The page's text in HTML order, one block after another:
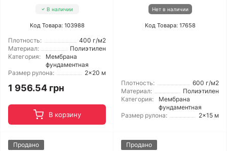
В наличии
Код Товара: 103988
Плотность:
400 г/м2
Материал:
Полиэтилен
Категория:
Мембрана
фундаментная
Размер рулона:
2x20 м
1 956.54 грн
В корзину
Нет в наличии
Код Товара: 17658
Плотность:
600 г/м2
Материал:
Полиэтилен
Категория:
Мембрана
фундаментная
Размер рулона:
2x15 м
Продано Продано